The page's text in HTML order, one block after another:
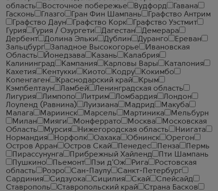
область
Восточное побережье Вудфорд
Гавана
Гасконь
Глазго Гран Фин Шампань
Графство Антрим
Графство Даун
Графство Корк
Графство Уэстмит
Гурия
Гурия / Озургети Дагестан
Демерара
Дербент
Долина Эльки Дублин Дуранго
Ереван
Зальцбург
Западное Высокогорье
Ивановская
Область
Йонедзава Казань
Калабрия
Калининград
Кампания Карловы Вары
Каталония
Кахетия
Кентукки Киото Кодру
Кокимбо
Копенгаген
Краснодарский край
Крым
Кэмпбелтаун
Ламбей
Ленинградская область
Лигурия
Лимпопо Литрим Ломбардия
Лондон
Лоуленд (Равнина)
Луизиана Мадрид
Макуба
Малага
Мариинск Марсель Мартиника
Мельбурн
Милан
Мияги Монферрато Москва
Московская
Область
Мурсия Нижегородская область
Ниигата
Нормандия
Норфолк Оахака Обнинск
Орегон
Остров Арран
Остров Скай Пенедес Пенза
Пермь
Пирассунунга
Прибрежный Хайленд
Пти Шампань
Пушкино
Пьемонт Пэи д'Ож Рига
Ростовская
область
Роэро Сан-Паулу
Санкт-Петербург
Сардиния
Сидзуока Сицилия Скай
Спейсайд
Ставрополь
Ставропольский край
Страна Басков